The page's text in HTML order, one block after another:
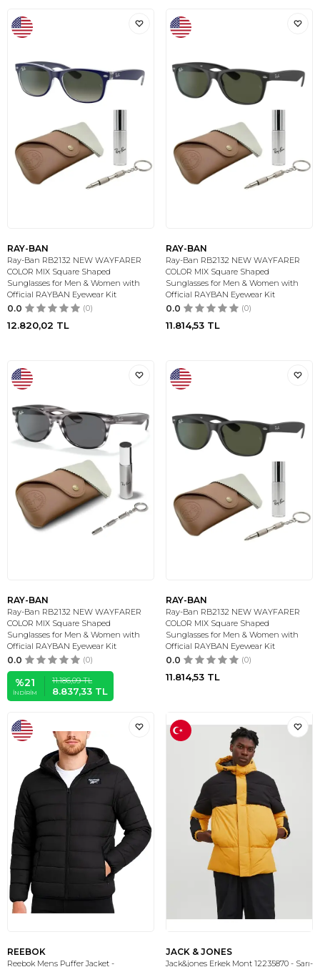
RAY-BAN
Ray-Ban RB2132 NEW WAYFARER
COLOR MIX Square Shaped
Sunglasses for Men & Women with
Official RAYBAN Eyewear Kit
0.0 (0)
12.820,02 TL
RAY-BAN
Ray-Ban RB2132 NEW WAYFARER
COLOR MIX Square Shaped
Sunglasses for Men & Women with
Official RAYBAN Eyewear Kit
0.0 (0)
11.814,53 TL
RAY-BAN
Ray-Ban RB2132 NEW WAYFARER
COLOR MIX Square Shaped
Sunglasses for Men & Women with
Official RAYBAN Eyewear Kit
0.0 (0)
%21
İNDIRIM
11.186,09TL
8.837,33 TL
RAY-BAN
Ray-Ban RB2132 NEW WAYFARER
COLOR MIX Square Shaped
Sunglasses for Men & Women with
Official RAYBAN Eyewear Kit
0.0 (0)
11.814,53 TL
REEBOK
Reebok Mens Puffer Jacket -
JACK & JONES
Jack&jones Erkek Mont 12235870 - Sarı-